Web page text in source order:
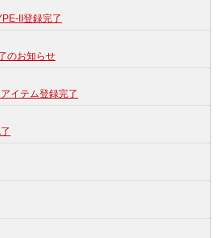
II登録完了
のお知らせ
イテム登録完了